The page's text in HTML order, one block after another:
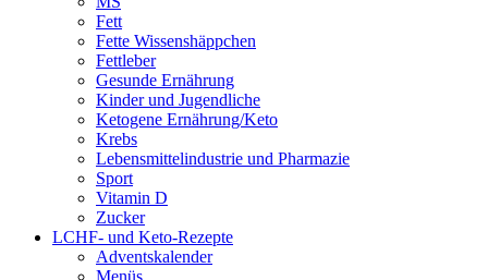
Fett
Fette Wissenshäppchen
Fettleber
Gesunde Ernährung
Kinder und Jugendliche
Ketogene Ernährung/Keto
Krebs
Lebensmittelindustrie und Pharmazie
Sport
Vitamin D
Zucker
LCHF- und Keto-Rezepte
Adventskalender